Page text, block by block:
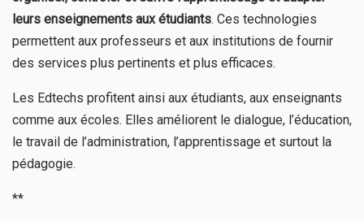
leurs enseignements aux étudiants. Ces technologies
permettent aux professeurs et aux institutions de fournir
des services plus pertinents et plus efficaces.
Les Edtechs profitent ainsi aux étudiants, aux enseignants
comme aux écoles. Elles améliorent le dialogue, l’éducation,
le travail de l’administration, l’apprentissage et surtout la
pédagogie.
**